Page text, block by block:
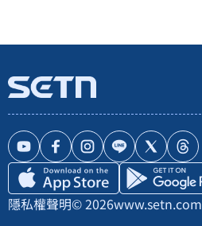
隱私權聲明© 2026www.setn.com